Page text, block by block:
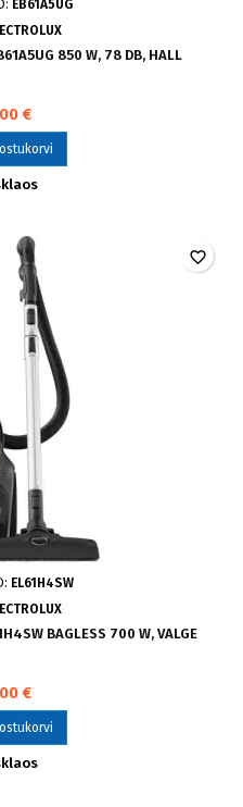
EB61A5UG
850 W, 78 DB, HALL
€
EL61H4SW
BAGLESS 700 W, VALGE
€
favorite_border